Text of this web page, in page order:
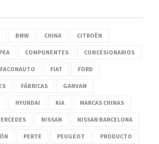
BMW CHINA CITROËN
COMPONENTES CONCESIONARIOS
FACONAUTO FIAT FORD
FÁBRICAS GANVAM
HYUNDAI KIA MARCAS CHINAS
NISSAN NISSAN BARCELONA
PERTE PEUGEOT PRODUCTO